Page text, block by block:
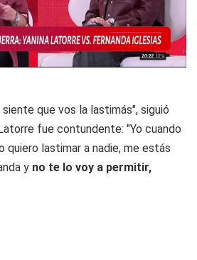
que vos la lastimás", siguió
fue contundente: "Yo cuando
quiero lastimar a nadie, me estás
y no te lo voy a permitir,